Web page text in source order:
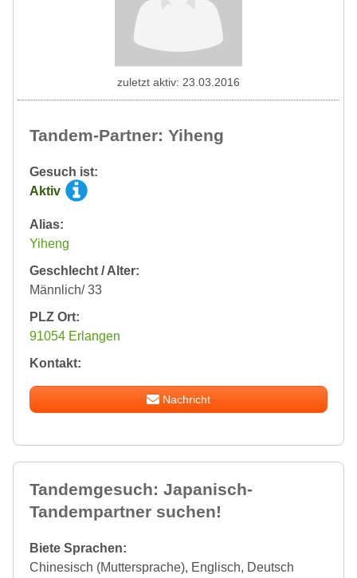
Tandem-Partner: Yiheng
Gesuch ist:
Aktiv
Alias:
Yiheng
Geschlecht / Alter:
Männlich/ 33
PLZ Ort:
91054 Erlangen
Kontakt:
Nachricht
zuletzt aktiv: 23.03.2016
Tandemgesuch: Japanisch-
Tandempartner suchen!
Biete Sprachen:
Chinesisch (Muttersprache), Englisch, Deutsch